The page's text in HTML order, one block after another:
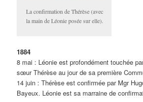
La confirmation de Thérèse (avec
la main de Léonie posée sur elle).
1884
8 mai : Léonie est profondément touchée
sœur Thérèse au jour de sa première
14 juin : Thérèse est confirmée par Mgr
Bayeux. Léonie est sa marraine de